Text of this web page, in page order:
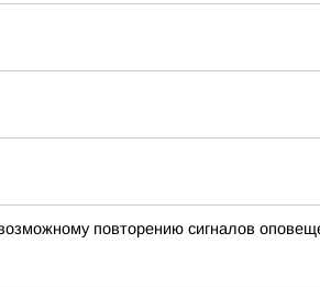
повторению сигналов